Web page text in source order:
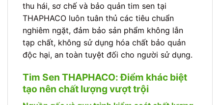
thu hái, sơ chế và bảo quản tim sen tại
THAPHACO luôn tuân thủ các tiêu chuẩn
nghiêm ngặt, đảm bảo sản phẩm không lẫn
tạp chất, không sử dụng hóa chất bảo quản
độc hại, an toàn tuyệt đối cho người sử dụng.
Tim Sen THAPHACO: Điểm khác biệt
tạo nên chất lượng vượt trội